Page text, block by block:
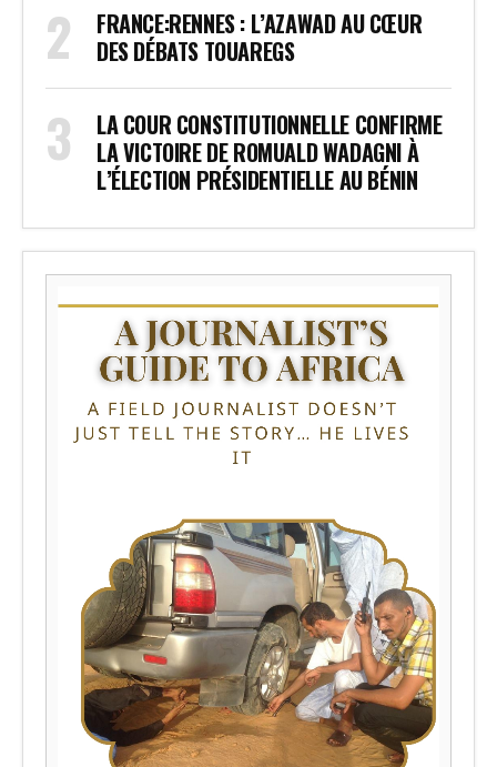
FRANCE:RENNES : L’AZAWAD AU CŒUR
DES DÉBATS TOUAREGS
LA COUR CONSTITUTIONNELLE CONFIRME
LA VICTOIRE DE ROMUALD WADAGNI À
L’ÉLECTION PRÉSIDENTIELLE AU BÉNIN